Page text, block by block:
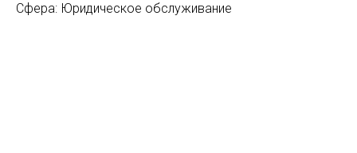
Сфера: Юридическое обслуживание